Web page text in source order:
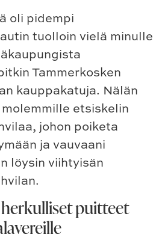
oli pidempi
tuolloin vielä minulle
Tammerkosken
kauppakatuja. Nälän
etsiskelin
johon poiketa
ja vauvaani
löysin viihtyisän
puitteet